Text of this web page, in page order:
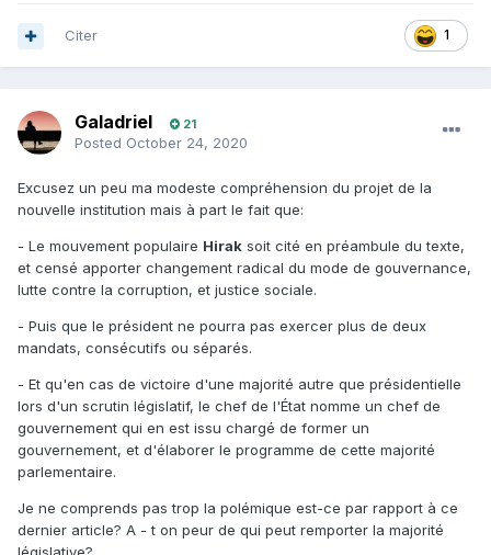
1
Citer
Galadriel 21
Posted October 24, 2020
Excusez un peu ma modeste compréhension du projet de la
nouvelle institution mais à part le fait que:
- Le mouvement populaire Hirak soit cité en préambule du texte,
et censé apporter changement radical du mode de gouvernance,
lutte contre la corruption, et justice sociale.
- Puis que le président ne pourra pas exercer plus de deux
mandats, consécutifs ou séparés.
- Et qu'en cas de victoire d'une majorité autre que présidentielle
lors d'un scrutin législatif, le chef de l'État nomme un chef de
gouvernement qui en est issu chargé de former un
gouvernement, et d'élaborer le programme de cette majorité
parlementaire.
Je ne comprends pas trop la polémique est-ce par rapport à ce
dernier article? A - t on peur de qui peut remporter la majorité